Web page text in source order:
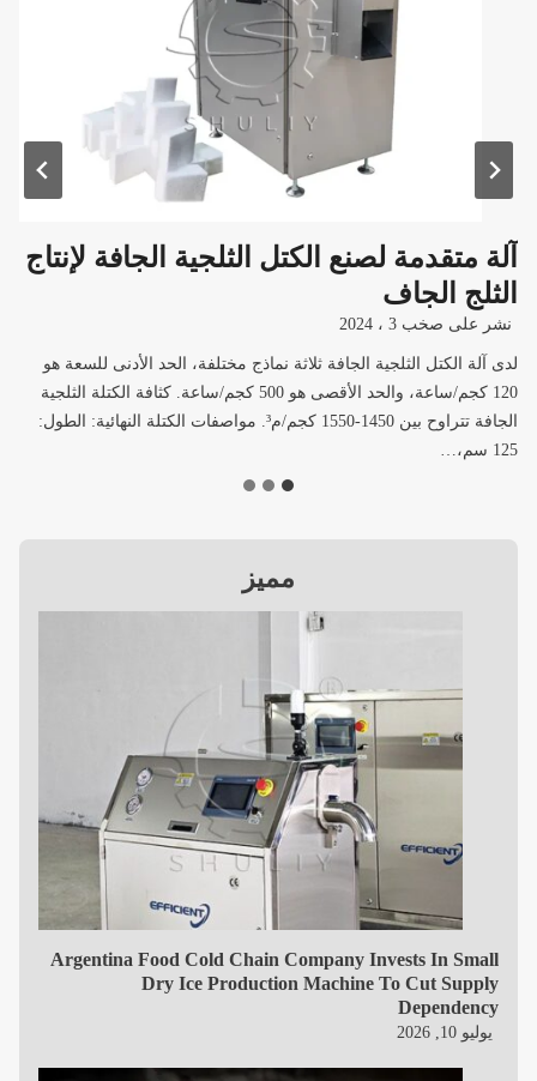
آلة متقدمة لصنع الكتل الثلجية الجافة لإنتاج
الثلج الجاف
نشر على صخب 3 ، 2024
لدى آلة الكتل الثلجية الجافة ثلاثة نماذج مختلفة، الحد الأدنى للسعة هو
120 كجم/ساعة، والحد الأقصى هو 500 كجم/ساعة. كثافة الكتلة الثلجية
الجافة تتراوح بين 1450-1550 كجم/م³. مواصفات الكتلة النهائية: الطول:
125 سم،…
مميز
Argentina Food Cold Chain Company Invests In Small
Dry Ice Production Machine To Cut Supply
Dependency
يوليو 10, 2026